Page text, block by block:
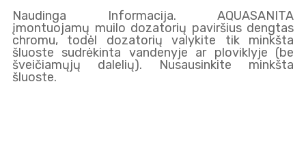
Naudinga Informacija. AQUASANITA
įmontuojamų muilo dozatorių paviršius dengtas
chromu, todėl dozatorių valykite tik minkšta
šluoste sudrėkinta vandenyje ar ploviklyje (be
šveičiamųjų dalelių). Nusausinkite minkšta
šluoste.